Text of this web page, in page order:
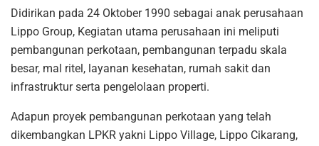
Didirikan pada 24 Oktober 1990 sebagai anak perusahaan
Lippo Group, Kegiatan utama perusahaan ini meliputi
pembangunan perkotaan, pembangunan terpadu skala
besar, mal ritel, layanan kesehatan, rumah sakit dan
infrastruktur serta pengelolaan properti.
Adapun proyek pembangunan perkotaan yang telah
dikembangkan LPKR yakni Lippo Village, Lippo Cikarang,